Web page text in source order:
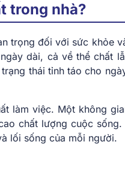
trong nhà?
trọng đối với sức khỏe
dài, cả về thể chất
thái tỉnh táo cho
làm việc. Một không
chất lượng cuộc
lối sống của mỗi người.